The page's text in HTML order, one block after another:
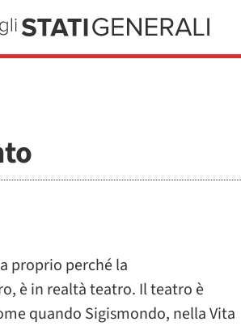
proprio perché la
è in realtà teatro. Il teatro è
quando Sigismondo, nella Vita